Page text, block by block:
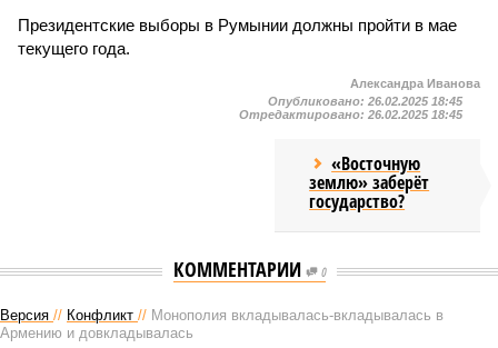
Президентские выборы в Румынии должны пройти в мае
текущего года.
Александра Иванова
Опубликовано: 26.02.2025 18:45
Отредактировано: 26.02.2025 18:45
«Восточную
землю» заберёт
государство?
КОММЕНТАРИИ 0
Версия // Конфликт // Монополия вкладывалась-вкладывалась в
Армению и довкладывалась